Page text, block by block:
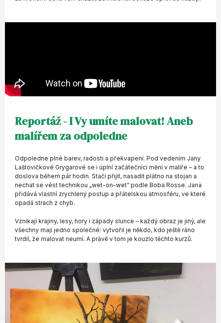
Reportáž - I Vy umíte malovat! Aneb
malířem za odpoledne
Odpoledne plné barev, radosti a překvapení. Pod vedením Jany
Laštovičkové Grygarové se i úplní začátečníci mění v malíře – a to
doslova během pár hodin. Stačí přijít, nasadit plátno na stojan a
nechat se vést technikou „wet-on-wet“ podle Boba Rosse. Jana
přidává vlastní zrychlený postup a přátelskou atmosféru, ve které
opadá strach z chyb.
Vznikají krajiny, lesy, hory i západy slunce – každý obraz je jiný, ale
všechny mají jedno společné: vytvořil je někdo, kdo ještě ráno
tvrdil, že malovat neumí. A právě v tom je kouzlo těchto kurzů.